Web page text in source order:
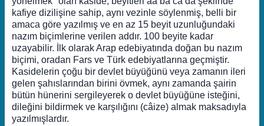
kafiye dizilişine sahip, aynı vezinle söylenmiş, belli bir
amaca göre yazılmış ve en az 15 beyit uzunluğundaki
nazım biçimlerine verilen addır. 100 beyite kadar
uzayabilir. İlk olarak Arap edebiyatında doğan bu nazım
biçimi, oradan Fars ve Türk edebiyatlarına geçmiştir.
Kasidelerin çoğu bir devlet büyüğünü veya zamanın ileri
gelen şahıslarından birini övmek, aynı zamanda şairin
bütün hünerini sergileyerek o devlet büyüğüne isteğini,
dileğini bildirmek ve karşılığını (câize) almak maksadıyla
yazılmışlardır.